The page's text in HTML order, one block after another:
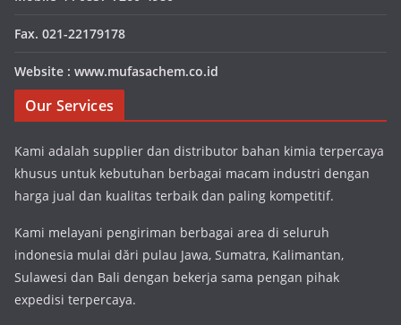
Fax. 021-22179178
Website : www.mufasachem.co.id
Our Services
Kami adalah supplier dan distributor bahan kimia terpercaya
khusus untuk kebutuhan berbagai macam industri dengan
harga jual dan kualitas terbaik dan paling kompetitif.
Kami melayani pengiriman berbagai area di seluruh
indonesia mulai dări pulau Jawa, Sumatra, Kalimantan,
Sulawesi dan Bali dengan bekerja sama pengan pihak
expedisi terpercaya.